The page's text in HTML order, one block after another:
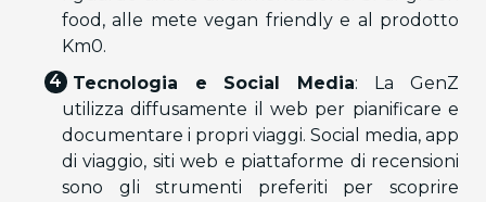
food, alle mete vegan friendly e al prodotto
Km0.
Tecnologia e Social Media: La GenZ
utilizza diffusamente il web per pianificare e
documentare i propri viaggi. Social media, app
di viaggio, siti web e piattaforme di recensioni
sono gli strumenti preferiti per scoprire